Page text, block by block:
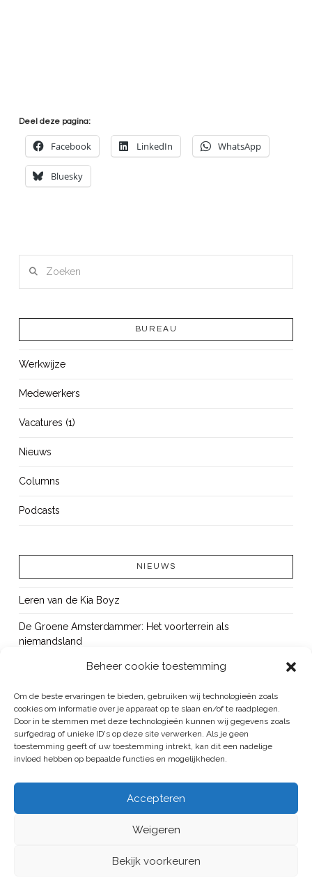
Beheer cookie toestemming
Om de beste ervaringen te bieden, gebruiken wij technologieën zoals
cookies om informatie over je apparaat op te slaan en/of te raadplegen.
Door in te stemmen met deze technologieën kunnen wij gegevens zoals
surfgedrag of unieke ID's op deze site verwerken. Als je geen
toestemming geeft of uw toestemming intrekt, kan dit een nadelige
invloed hebben op bepaalde functies en mogelijkheden.
Accepteren
Weigeren
Bekijk voorkeuren
Deel deze pagina:
Facebook LinkedIn WhatsApp
Bluesky
BUREAU
Werkwijze
Medewerkers
Vacatures (1)
Nieuws
Columns
Podcasts
NIEUWS
Leren van de Kia Boyz
De Groene Amsterdammer: Het voorterrein als
niemandsland
Cursus Wapens op school: signaleren, duiden en handelen
OUT!
Bureau Beke ontwikkelt jeugdmonitor Aruba
GROEP
ALGEMENE VOORWAARDEN
PUBLICATIES PROJECTEN BUREAU